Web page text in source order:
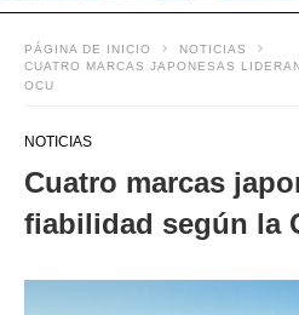
PÁGINA DE INICIO
NOTICIAS
CUATRO MARCAS JAPONESAS
OCU
NOTICIAS
Cuatro marcas
fiabilidad según la